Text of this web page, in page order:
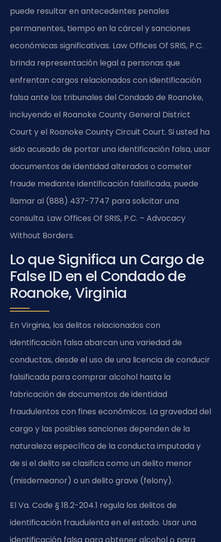
puede resultar en antecedentes penales
permanentes, tiempo en la cárcel y sanciones
económicas significativas. Law Offices Of SRIS, P.C.
brinda representación legal a personas que
enfrentan cargos relacionados con identificación
falsa ante los tribunales del Condado de Roanoke,
incluyendo el Roanoke County General District
Court y el Roanoke County Circuit Court. Si usted ha
sido acusado de portar una identificación falsa, usar
documentos de identidad alterados o cometer
fraude mediante identificación falsificada, puede
llamar al (888) 437-7747 para solicitar una
consulta. Law Offices Of SRIS, P.C. – Advocacy
Without Borders.
Lo que Significa un Cargo de
False ID en el Condado de
Roanoke, Virginia
En Virginia, los delitos relacionados con
identificación falsa abarcan una variedad de
conductas, desde el uso de una licencia de conducir
falsificada para comprar alcohol hasta la
fabricación de documentos de identidad
fraudulentos con fines económicos. La gravedad del
cargo y las posibles sanciones dependen de la
naturaleza específica de la conducta imputada y
de si el delito se clasifica como un delito menor
(misdemeanor) o un delito grave (felony).
El Va. Code § 18.2-204.1 regula los delitos de
identificación fraudulenta en el estado. Usar una
identificación falsa para obtener alcohol o para